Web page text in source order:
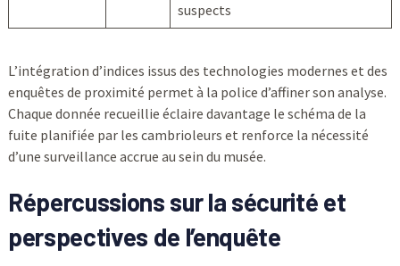
suspects
L’intégration d’indices issus des technologies modernes et des
enquêtes de proximité permet à la police d’affiner son analyse.
Chaque donnée recueillie éclaire davantage le schéma de la
fuite planifiée par les cambrioleurs et renforce la nécessité
d’une surveillance accrue au sein du musée.
Répercussions sur la sécurité et
perspectives de l’enquête